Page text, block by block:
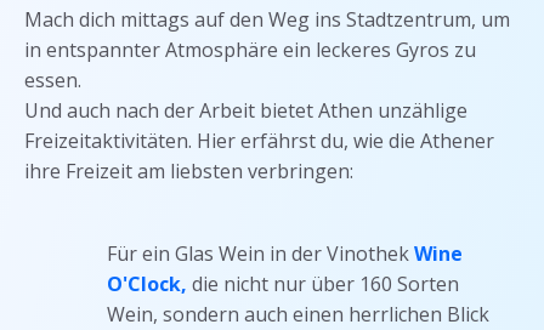
Mach dich mittags auf den Weg ins Stadtzentrum, um
in entspannter Atmosphäre ein leckeres Gyros zu
essen.
Und auch nach der Arbeit bietet Athen unzählige
Freizeitaktivitäten. Hier erfährst du, wie die Athener
ihre Freizeit am liebsten verbringen:
Für ein Glas Wein in der VinothekWine
O'Clock, die nicht nur über 160 Sorten
Wein, sondern auch einen herrlichen Blick